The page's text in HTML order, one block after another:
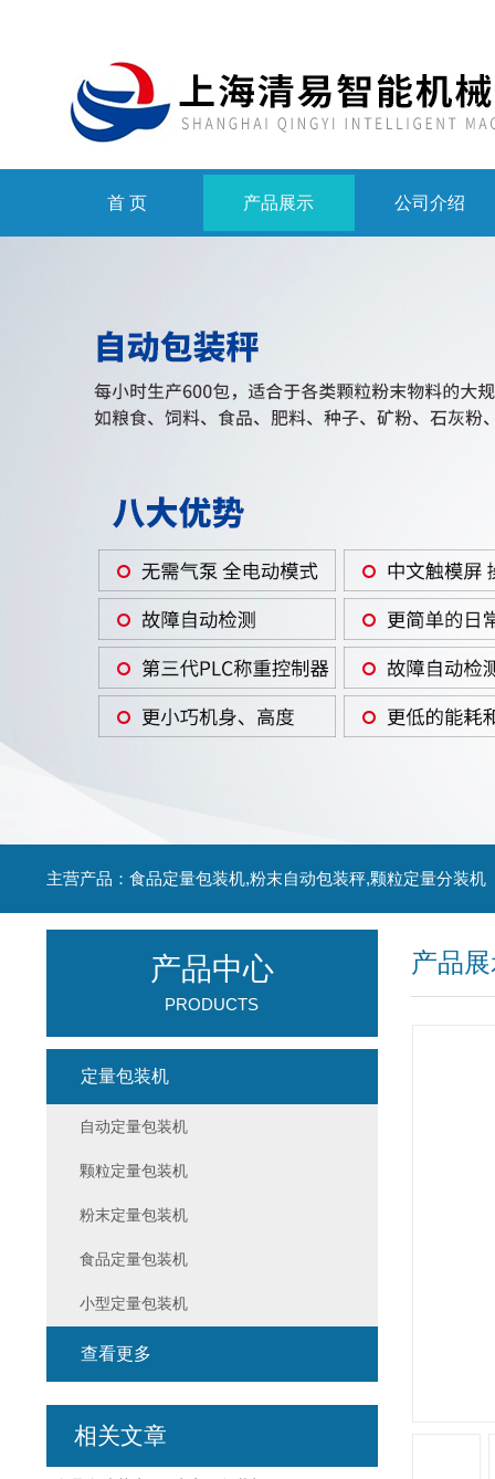
首 页 产品展示 公司介绍
主营产品：食品定量包装机,粉末自动包装秤,颗粒定量分装机
产品
产品中心
PRODUCTS
定量包装机
自动定量包装机
颗粒定量包装机
粉末定量包装机
食品定量包装机
小型定量包装机
查看更多
相关文章